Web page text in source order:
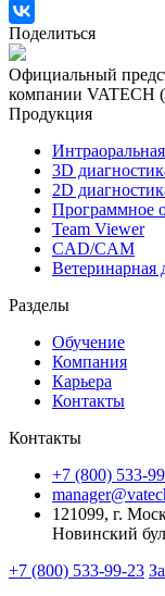
Поделиться
Официальный
компании VATECH
Продукция
3D
2D
Программное
Team Viewer
CAD/CAM
Ветеринарная
Разделы
Обучение
Компания
Карьера
Контакты
Контакты
+7 (800) 533-
121099, г.
Новинский
+7 (800) 533-99-23